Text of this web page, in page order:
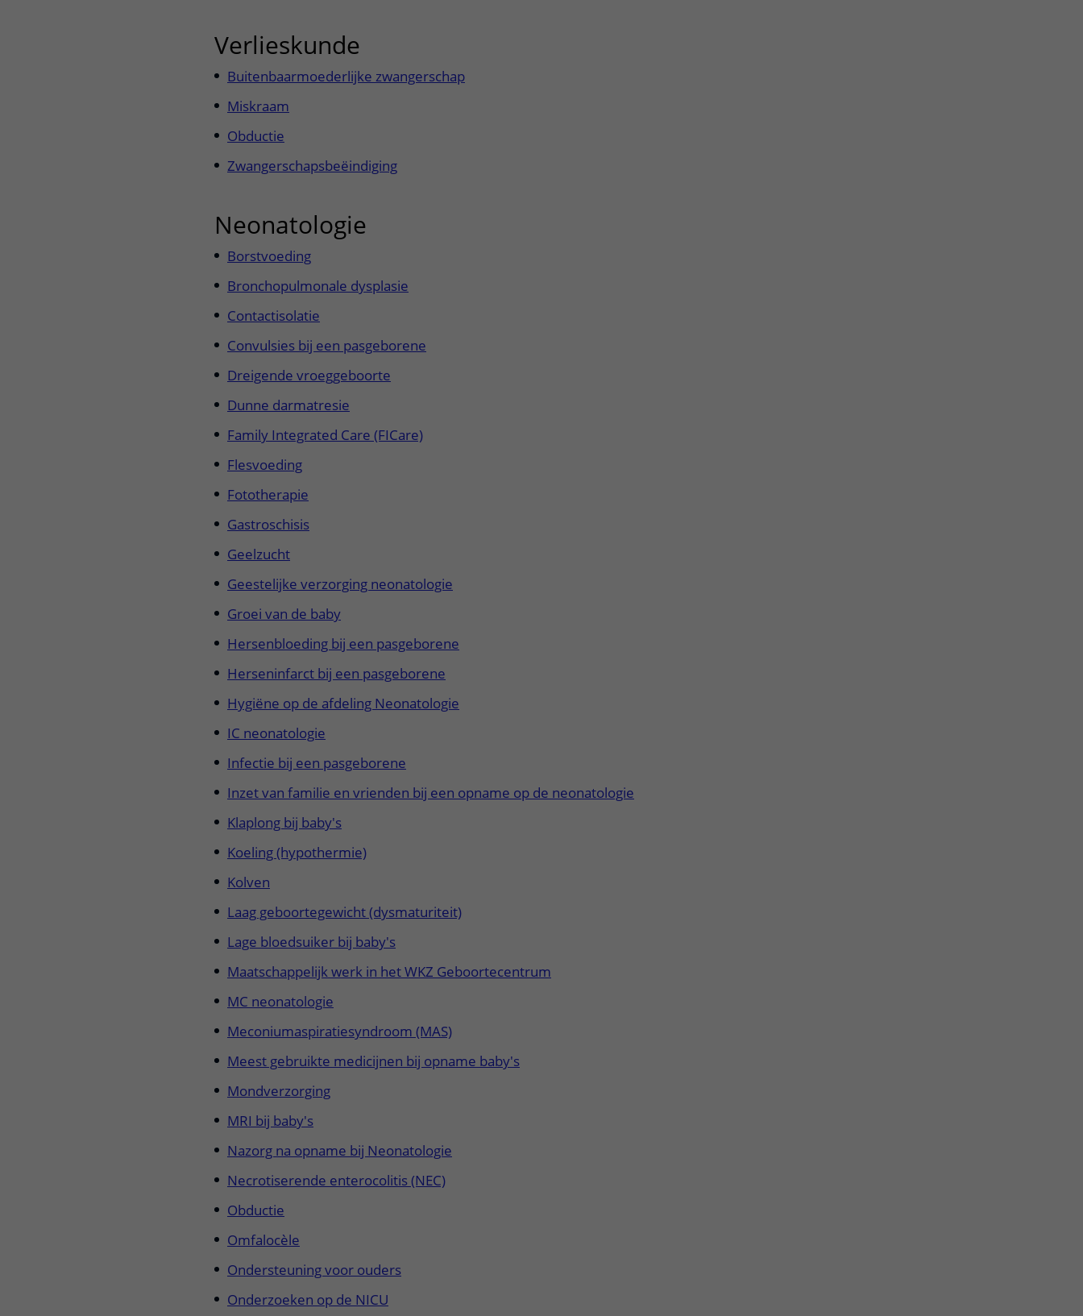
Verlieskunde
Buitenbaarmoederlijke zwangerschap
Miskraam
Obductie
Zwangerschapsbeëindiging
Neonatologie
Borstvoeding
Bronchopulmonale dysplasie
Contactisolatie
Convulsies bij een pasgeborene
Dreigende vroeggeboorte
Dunne darmatresie
Family Integrated Care (FICare)
Flesvoeding
Fototherapie
Gastroschisis
Geelzucht
Geestelijke verzorging neonatologie
Groei van de baby
Hersenbloeding bij een pasgeborene
Herseninfarct bij een pasgeborene
Hygiëne op de afdeling Neonatologie
IC neonatologie
Infectie bij een pasgeborene
Inzet van familie en vrienden bij een opname op de neonatologie
Klaplong bij baby's
Koeling (hypothermie)
Kolven
Laag geboortegewicht (dysmaturiteit)
Lage bloedsuiker bij baby's
Maatschappelijk werk in het WKZ Geboortecentrum
MC neonatologie
Meconiumaspiratiesyndroom (MAS)
Meest gebruikte medicijnen bij opname baby's
Mondverzorging
MRI bij baby's
Nazorg na opname bij Neonatologie
Necrotiserende enterocolitis (NEC)
Obductie
Omfalocèle
Ondersteuning voor ouders
Onderzoeken op de NICU